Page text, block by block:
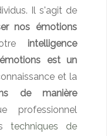
Il s'agit de
nos émotions
intelligence
émotions est un
et la
de manière
techniques de